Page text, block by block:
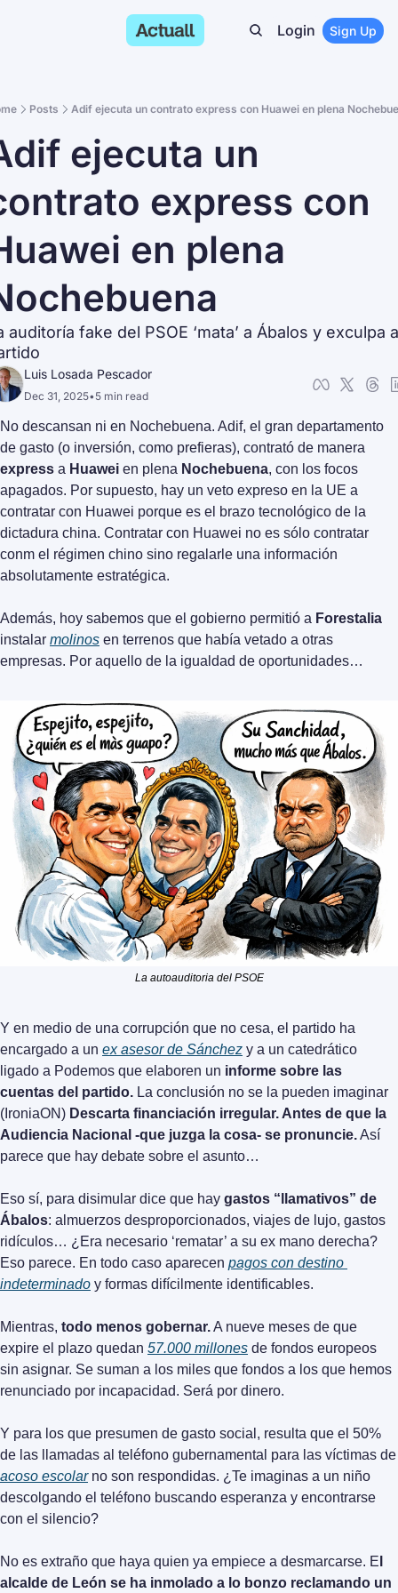
Login Sign Up
Posts Adif ejecuta un contrato express con Huawei en plena
ejecuta un
express con
en plena
auditoría fake del PSOE ‘mata’ a Ábalos y exculpa
Luis Losada Pescador
Dec 31, 2025•5 min read
No descansan ni en Nochebuena. Adif, el gran departamento
express a Huawei en plena Nochebuena, con los focos
apagados. Por supuesto, hay un veto expreso en la UE a
contratar con Huawei porque es el brazo tecnológico de la
dictadura china. Contratar con Huawei no es sólo contratar
conm el régimen chino sino regalarle una información
absolutamente estratégica.
Además, hoy sabemos que el gobierno permitió a Forestalia
instalar molinos en terrenos que había vetado a otras
empresas. Por aquello de la igualdad de oportunidades…
La autoauditoria del PSOE
Y en medio de una corrupción que no cesa, el partido ha
encargado a un ex asesor de Sánchez y a un catedrático
ligado a Podemos que elaboren un informe sobre las
cuentas del partido. La conclusión no se la pueden imaginar
(IroniaON) Descarta financiación irregular. Antes de que la
Audiencia Nacional -que juzga la cosa- se pronuncie. Así
parece que hay debate sobre el asunto…
Eso sí, para disimular dice que hay gastos “llamativos” de
Ábalos: almuerzos desproporcionados, viajes de lujo, gastos
ridículos… ¿Era necesario ‘rematar’ a su ex mano derecha?
Eso parece. En todo caso aparecen pagos con destino
indeterminado y formas difícilmente identificables.
Mientras, todo menos gobernar. A nueve meses de que
expire el plazo quedan 57.000 millones de fondos europeos
sin asignar. Se suman a los miles que fondos a los que hemos
renunciado por incapacidad. Será por dinero.
Y para los que presumen de gasto social, resulta que el 50%
acoso escolar no son respondidas. ¿Te imaginas a un niño
descolgando el teléfono buscando esperanza y encontrarse
con el silencio?
No es extraño que haya quien ya empiece a desmarcarse. E
alcalde de León se ha inmolado a lo bonzo reclamando un